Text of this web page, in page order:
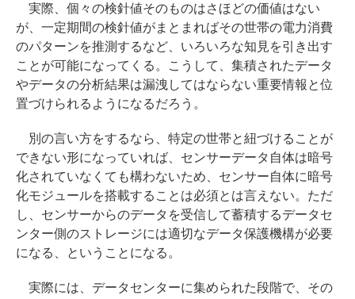
実際、個々の検針値そのものはさほどの価値はない
が、一定期間の検針値がまとまればその世帯の電力消費
のパターンを推測するなど、いろいろな知見を引き出す
ことが可能になってくる。こうして、集積されたデータ
やデータの分析結果は漏洩してはならない重要情報と位
置づけられるようになるだろう。
別の言い方をするなら、特定の世帯と紐づけることが
できない形になっていれば、センサーデータ自体は暗号
化されていなくても構わないため、センサー自体に暗号
化モジュールを搭載することは必須とは言えない。ただ
し、センサーからのデータを受信して蓄積するデータセ
ンター側のストレージには適切なデータ保護機構が必要
になる、ということになる。
実際には、データセンターに集められた段階で、その